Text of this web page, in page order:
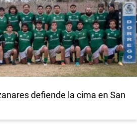
defiende la cima en San